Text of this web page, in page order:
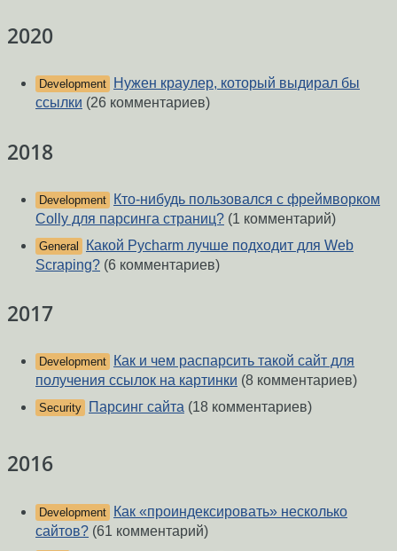
2020
Development
Нужен краулер, который выдирал бы
ссылки (26 комментариев)
2018
Development
Кто-нибудь пользовался с фреймворком
Colly для парсинга страниц? (1 комментарий)
General
Какой Pycharm лучше подходит для Web
Scraping? (6 комментариев)
2017
Development
Как и чем распарсить такой сайт для
получения ссылок на картинки (8 комментариев)
Security Парсинг сайта (18 комментариев)
2016
Development
Как «проиндексировать» несколько
сайтов? (61 комментарий)